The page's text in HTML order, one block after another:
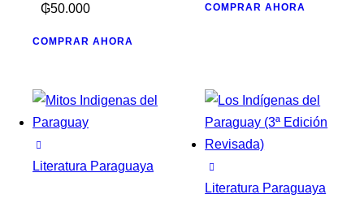
₲50.000
COMPRAR AHORA
COMPRAR AHORA
Literatura Paraguaya
Literatura Paraguaya